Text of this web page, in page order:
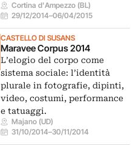
Cortina d'Ampezzo (BL)
29/12/2014–06/04/2015
CASTELLO DI SUSANS
Maravee Corpus 2014
L’elogio del corpo come
sistema sociale: l’identità
plurale in fotografie, dipinti,
video, costumi, performance
e tatuaggi.
Majano (UD)
31/10/2014–30/11/2014